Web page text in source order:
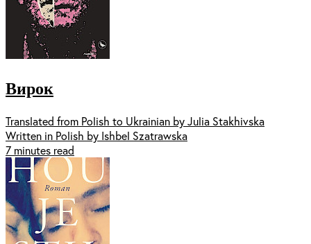
Вирок
Translated from Polish to Ukrainian by Julia Stakhivska
Written in Polish by Ishbel Szatrawska
7 minutes read